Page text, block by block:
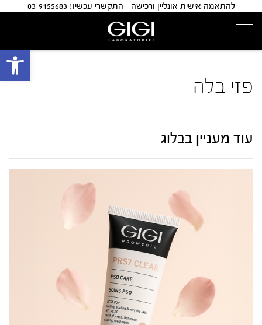
להתאמה אישית אונליין ורכישה - התקשרי עכשיו! 03-9155683
פזי בלה
עוד מעניין בבלוג